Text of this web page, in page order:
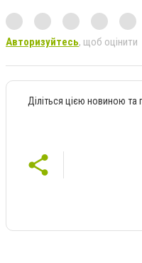
Авторизуйтесь, щоб оцінити
Діліться цією новиною та